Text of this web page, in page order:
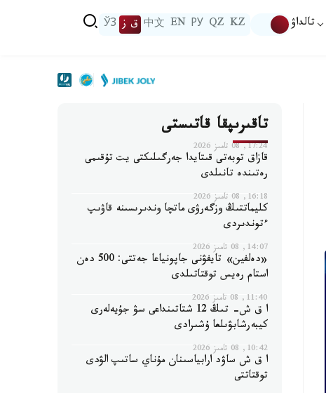
تالداۋ KZ
QZ
РУ
EN
中文 ق ز ЎЗ
تاقىرىپقا قاتىستى
17:24, 08 تامىز 2026
قازاق توبەتى قىتايدا جەرگىلىكتى يت تۇقىمى
رەتىندە تانىلدى
16:18, 08 تامىز 2026
كليماتتىڭ وزگەرۋى ماتچا وندىرىسىنە قاۋىپ
ءتوندىردى
14:07, 08 تامىز 2026
«دەلفين» تايفۋنى جاپونياعا جەتتى: 500 دەن
استام رەيس توقتاتىلدى
11:40, 08 تامىز 2026
ا ق ش- تىڭ 12 شتاتىنداعى سۋ جۇيەلەرى
كيبەرشابۋىلعا ۇشىرادى
10:42, 08 تامىز 2026
ا ق ش ساۋد ارابياسىنان مۇناي ساتىپ الۋدى
توقتاتتى